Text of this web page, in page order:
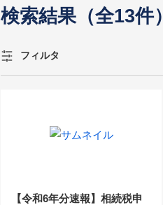
検索結果（全13件）
フィルタ
【令和6年分速報】相続税申